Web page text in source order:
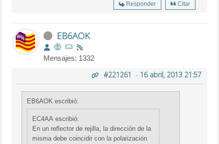
Responder Citar
EB6AOK
Mensajes: 1332
#221261 - 16 abril, 2013 21:57
EB6AOK escribió:
EC4AA escribió:
En un reflector de rejilla, la dirección de la
misma debe coincidir con la polarización